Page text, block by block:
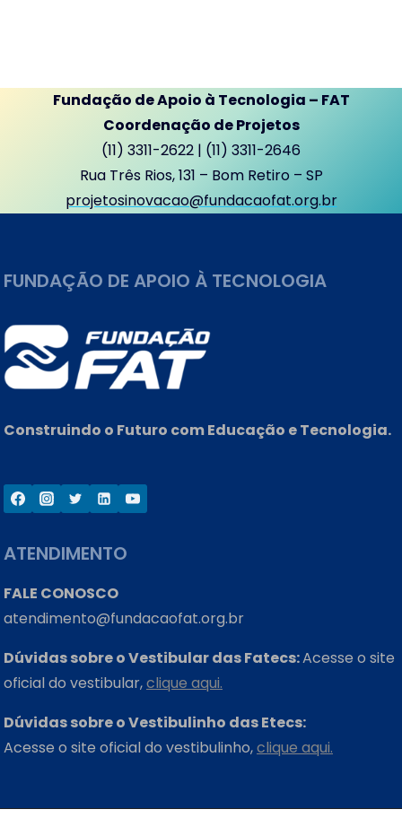
Fundação de Apoio à Tecnologia – FAT
Coordenação de Projetos
(11) 3311-2622 | (11) 3311-2646
Rua Três Rios, 131 – Bom Retiro – SP
projetosinovacao@fundacaofat.org.br
FUNDAÇÃO DE APOIO À TECNOLOGIA
Construindo o Futuro com Educação e Tecnologia.
ATENDIMENTO
FALE CONOSCO
atendimento@fundacaofat.org.br
Dúvidas sobre o Vestibular das Fatecs:Acesse o site
oficial do vestibular,clique aqui.
Dúvidas sobre o Vestibulinho das Etecs:
Acesse o site oficial do vestibulinho,clique aqui.